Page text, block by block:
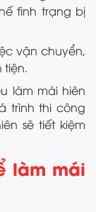
tình trạng bị
vận chuyển,
tiện.
làm mái hiên
trình thi công
sẽ tiết kiệm
làm mái